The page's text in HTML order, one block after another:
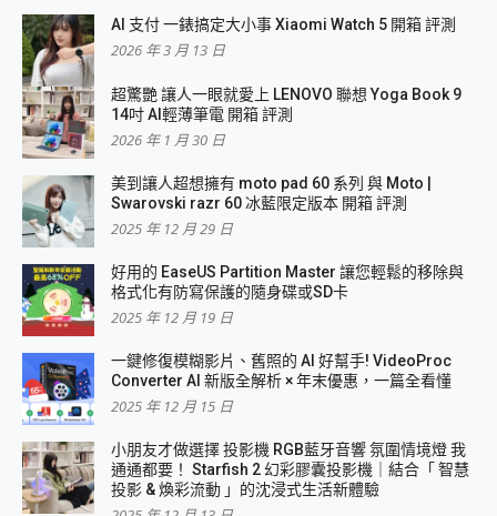
AI 支付 一錶搞定大小事 Xiaomi Watch 5 開箱 評測
2026 年 3 月 13 日
超驚艷 讓人一眼就愛上 LENOVO 聯想 Yoga Book 9
14吋 AI輕薄筆電 開箱 評測
2026 年 1 月 30 日
美到讓人超想擁有 moto pad 60 系列 與 Moto |
Swarovski razr 60 冰藍限定版本 開箱 評測
2025 年 12 月 29 日
好用的 EaseUS Partition Master 讓您輕鬆的移除與
格式化有防寫保護的隨身碟或SD卡
2025 年 12 月 19 日
一鍵修復模糊影片、舊照的 AI 好幫手! VideoProc
Converter AI 新版全解析 × 年末優惠，一篇全看懂
2025 年 12 月 15 日
小朋友才做選擇 投影機 RGB藍牙音響 氛圍情境燈 我
通通都要！ Starfish 2 幻彩膠囊投影機｜結合「 智慧
投影 & 煥彩流動 」的沈浸式生活新體驗